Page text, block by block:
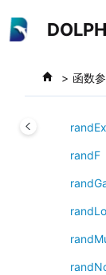
函数
randF